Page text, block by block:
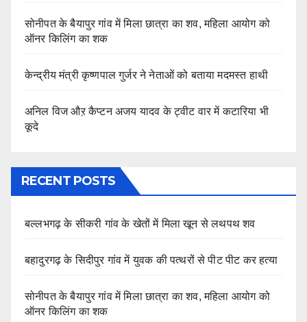
सोनीपत के बैयापुर गांव में मिला छात्रा का शव, महिला आयोग को
ऑनर किलिंग का शक
केन्द्रीय मंत्री कृष्णपाल गुर्जर ने नेताओं को बताया मदमस्त हाथी
अनिल विज औऱ कैप्टन अजय यादव के ट्वीट वार में कटारिया भी
कूदे
RECENT POSTS
बल्लभगढ़ के सीकरी गांव के खेतों में मिला खून से लथपथ शव
बहादुरगढ़ के सिदीपुर गांव में युवक की पत्थरों से पीट पीट कर हत्या
सोनीपत के बैयापुर गांव में मिला छात्रा का शव, महिला आयोग को
ऑनर किलिंग का शक